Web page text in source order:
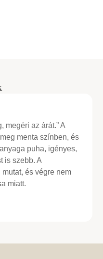
megéri az árát.” A
menta színben, és
puha, igényes,
is szebb. A
és végre nem
miatt.